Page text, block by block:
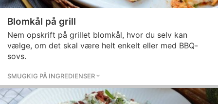
Blomkål på grill
Nem opskrift på grillet blomkål, hvor du selv kan
vælge, om det skal være helt enkelt eller med BBQ-
sovs.
SMUGKIG PÅ INGREDIENSER